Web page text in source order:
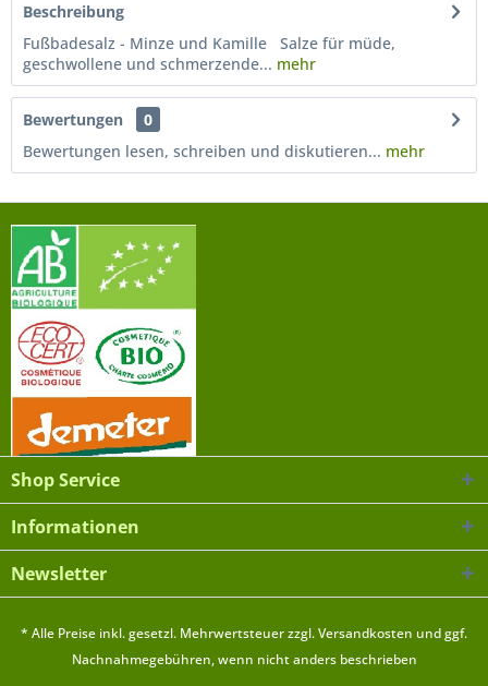
Beschreibung
Fußbadesalz - Minze und Kamille Salze für müde,
geschwollene und schmerzende... mehr
Bewertungen
0
Bewertungen lesen, schreiben und diskutieren... mehr
Shop Service
Informationen
Newsletter
* Alle Preise inkl. gesetzl. Mehrwertsteuer zzgl.Versandkosten und ggf.
Nachnahmegebühren, wenn nicht anders beschrieben